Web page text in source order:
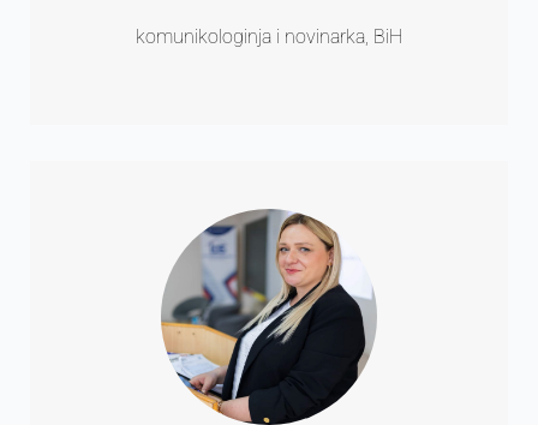
komunikologinja i novinarka, BiH